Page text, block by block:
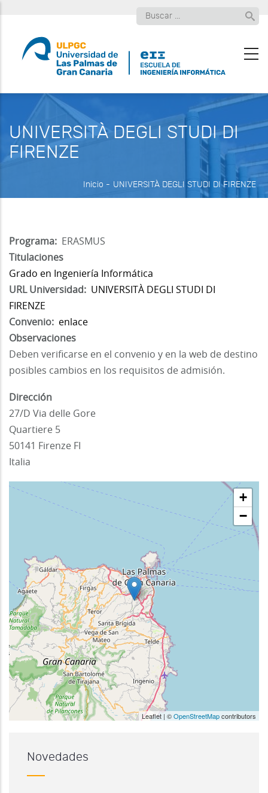
contenido
principal
Buscar
Inicio - UNIVERSITÀ DEGLI STUDI DI FIRENZE
UNIVERSITÀ DEGLI STUDI DI
FIRENZE
Programa
ERASMUS
Titulaciones
Grado en Ingeniería Informática
URL Universidad
UNIVERSITÀ DEGLI STUDI DI
FIRENZE
Convenio
enlace
Observaciones
Deben verificarse en el convenio y en la web de destino
posibles cambios en los requisitos de admisión.
Dirección
27/D Via delle Gore
Quartiere 5
50141
Firenze FI
Italia
+
−
Leaflet | ©OpenStreetMapcontributors
Novedades